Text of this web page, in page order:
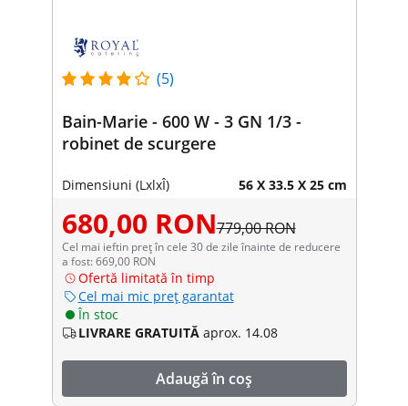
(5)
Bain-Marie - 600 W - 3 GN 1/3 -
robinet de scurgere
Dimensiuni (LxlxÎ) 56 X 33.5 X 25 cm
680,00 RON779,00 RON
Cel mai ieftin preț în cele 30 de zile înainte de reducere
a fost: 669,00 RON
Ofertă limitată în timp
Cel mai mic preț garantat
În stoc
LIVRARE GRATUITĂ aprox. 14.08
Adaugă în coș